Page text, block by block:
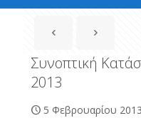
Συνοπτική
2013
5 Φεβρουαρίου 2013